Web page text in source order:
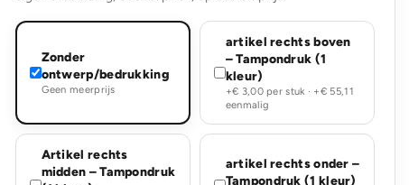
Zonder
ontwerp/bedrukking
Geen meerprijs
artikel rechts boven
– Tampondruk (1
kleur)
+€ 3,00 per stuk · +€ 55,11
eenmalig
Artikel rechts
midden – Tampondruk
artikel rechts onder –
Tampondruk (1 kleur)